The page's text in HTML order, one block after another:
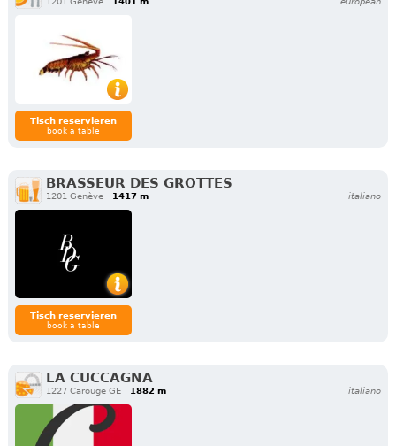
Tisch reservieren
book a table
BRASSEUR DES GROTTES
1201 Genève 1417 m italiano
Tisch reservieren
book a table
LA CUCCAGNA
1227 Carouge GE 1882 m italiano